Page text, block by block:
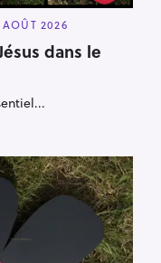
AOÛT 2026
dans le